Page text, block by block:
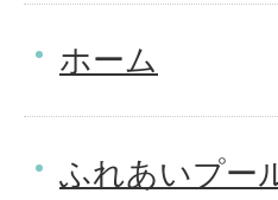
ホーム
ふれあいプー